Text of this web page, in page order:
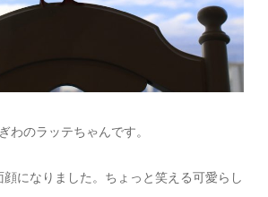
わのラッテちゃんです。
になりました。ちょっと笑える可愛らし